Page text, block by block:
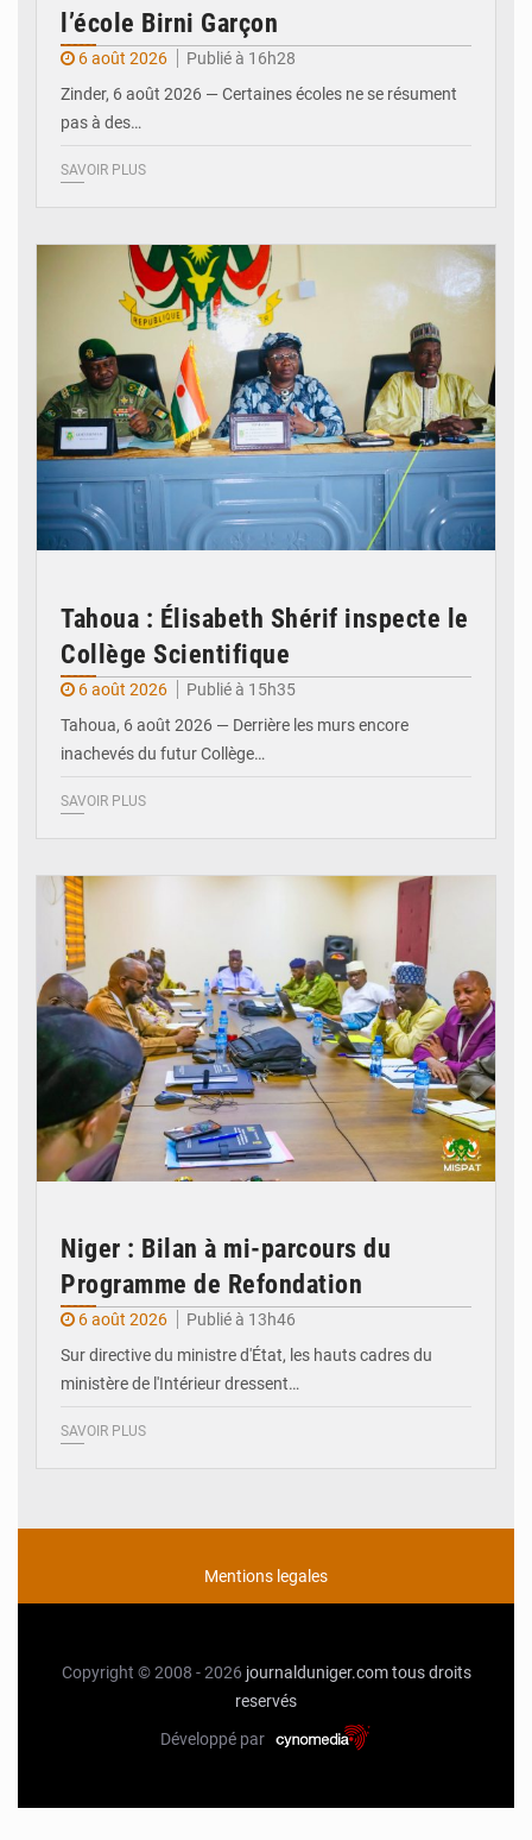
l’école Birni Garçon
6 août 2026
Publié à 16h28
Zinder, 6 août 2026 — Certaines écoles ne se résument
pas à des…
SAVOIR PLUS
Tahoua : Élisabeth Shérif inspecte le
Collège Scientifique
6 août 2026
Publié à 15h35
Tahoua, 6 août 2026 — Derrière les murs encore
inachevés du futur Collège…
SAVOIR PLUS
Niger : Bilan à mi-parcours du
Programme de Refondation
6 août 2026
Publié à 13h46
Sur directive du ministre d'État, les hauts cadres du
ministère de l'Intérieur dressent…
SAVOIR PLUS
Mentions legales
Copyright © 2008 - 2026 journalduniger.com tous droits
reservés
Développé par